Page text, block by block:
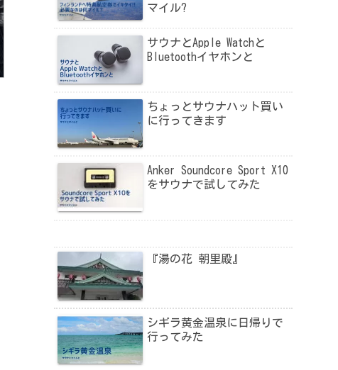
マイル?
サウナとApple Watchと
Bluetoothイヤホンと
ちょっとサウナハット買い
に行ってきます
Anker Soundcore Sport X10
をサウナで試してみた
『湯の花 朝里殿』
シギラ黄金温泉に日帰りで
行ってみた